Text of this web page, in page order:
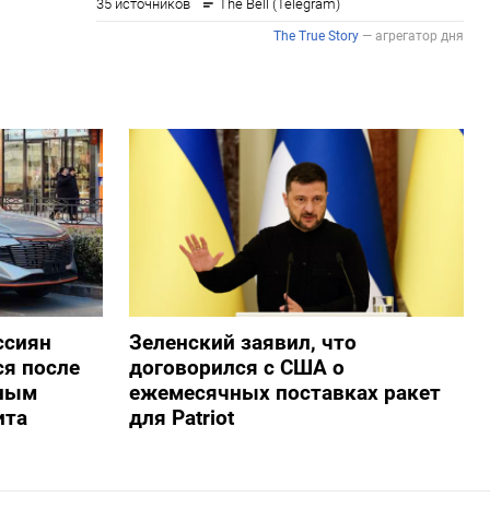
после
Зеленский заявил, что
договорился с США о
ежемесячных поставках ракет
для Patriot